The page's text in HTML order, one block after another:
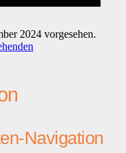
2024 vorgesehen.
Navigation